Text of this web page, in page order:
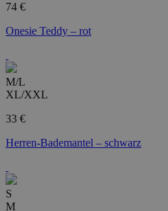
74 €
Onesie Teddy – rot
M/L
XL/XXL
33 €
Herren-Bademantel – schwarz
S
M